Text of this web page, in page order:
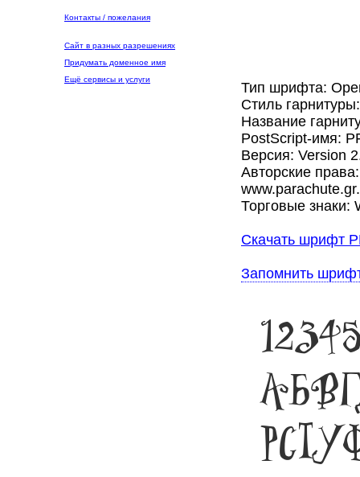
Контакты / пожелания
Сайт в разных разрешениях
Придумать доменное имя
Ещё сервисы и услуги
Тип шрифта:
Стиль
Название
PostScript-имя:
Версия: Version
Авторские
Торговые знаки:
Скачать шрифт
Запомнить